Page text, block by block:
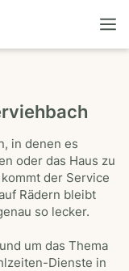
in denen es
oder das Haus zu
der Service
Rädern bleibt
so lecker.
um das Thema
Dienste in